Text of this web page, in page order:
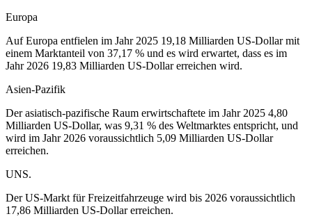
Europa
Auf Europa entfielen im Jahr 2025 19,18 Milliarden US-Dollar mit
einem Marktanteil von 37,17 % und es wird erwartet, dass es im
Jahr 2026 19,83 Milliarden US-Dollar erreichen wird.
Asien-Pazifik
Der asiatisch-pazifische Raum erwirtschaftete im Jahr 2025 4,80
Milliarden US-Dollar, was 9,31 % des Weltmarktes entspricht, und
wird im Jahr 2026 voraussichtlich 5,09 Milliarden US-Dollar
erreichen.
UNS.
Der US-Markt für Freizeitfahrzeuge wird bis 2026 voraussichtlich
17,86 Milliarden US-Dollar erreichen.